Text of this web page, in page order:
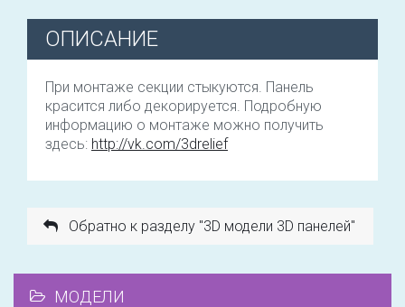
ОПИСАНИЕ
При монтаже секции стыкуются. Панель
красится либо декорируется. Подробную
информацию о монтаже можно получить
здесь: http://vk.com/3drelief
Обратно к разделу "3D модели 3D панелей"
МОДЕЛИ